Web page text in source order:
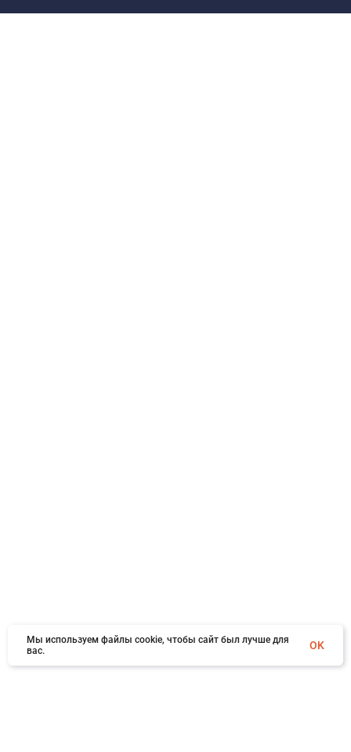
Мы используем файлы cookie, чтобы сайт был лучше для
вас.
OK